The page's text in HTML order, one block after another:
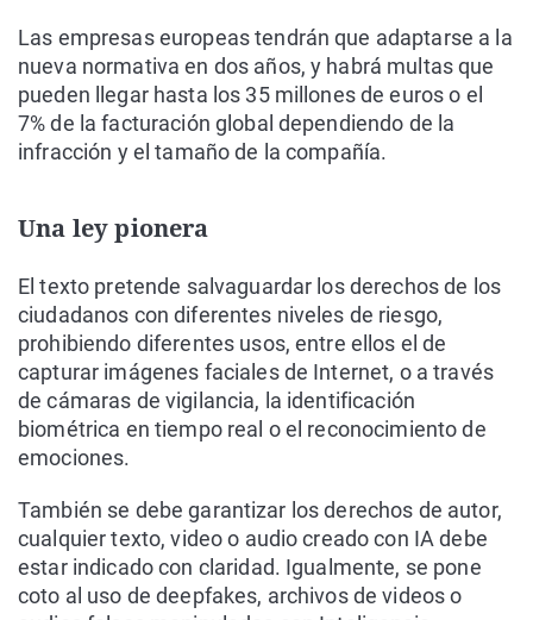
Las empresas europeas tendrán que adaptarse a la
nueva normativa en dos años, y habrá multas que
pueden llegar hasta los 35 millones de euros o el
7% de la facturación global dependiendo de la
infracción y el tamaño de la compañía.
Una ley pionera
El texto pretende salvaguardar los derechos de los
ciudadanos con diferentes niveles de riesgo,
prohibiendo diferentes usos, entre ellos el de
capturar imágenes faciales de Internet, o a través
de cámaras de vigilancia, la identificación
biométrica en tiempo real o el reconocimiento de
emociones.
También se debe garantizar los derechos de autor,
cualquier texto, video o audio creado con IA debe
estar indicado con claridad. Igualmente, se pone
coto al uso de deepfakes, archivos de videos o